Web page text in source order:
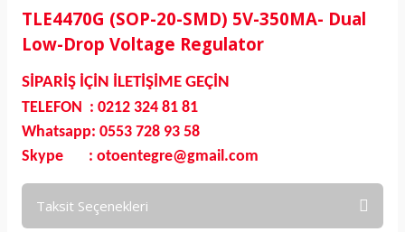
TLE4470G (SOP-20-SMD) 5V-350MA- Dual
Low-Drop Voltage Regulator
SİPARİŞ İÇİN İLETİŞİME GEÇİN
TELEFON : 0212 324 81 81
Whatsapp: 0553 728 93 58
Skype : otoentegre@gmail.com
Taksit Seçenekleri